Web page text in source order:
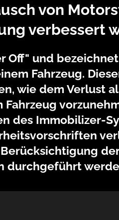
von
verbessert
Off" und
Fahrzeug.
wie dem Verlust
des Immobilizer-
durchgeführt